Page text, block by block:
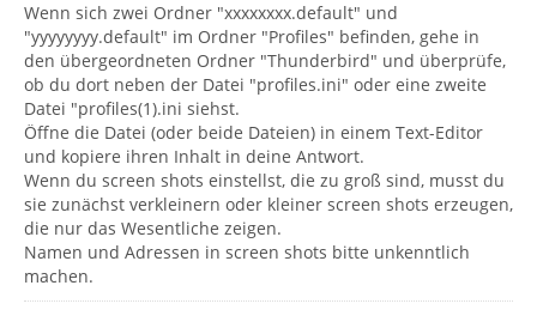
Wenn sich zwei Ordner "xxxxxxxx.default" und
"yyyyyyyy.default" im Ordner "Profiles" befinden, gehe in
den übergeordneten Ordner "Thunderbird" und überprüfe,
ob du dort neben der Datei "profiles.ini" oder eine zweite
Datei "profiles(1).ini siehst.
Öffne die Datei (oder beide Dateien) in einem Text-Editor
und kopiere ihren Inhalt in deine Antwort.
Wenn du screen shots einstellst, die zu groß sind, musst du
sie zunächst verkleinern oder kleiner screen shots erzeugen,
die nur das Wesentliche zeigen.
Namen und Adressen in screen shots bitte unkenntlich
machen.